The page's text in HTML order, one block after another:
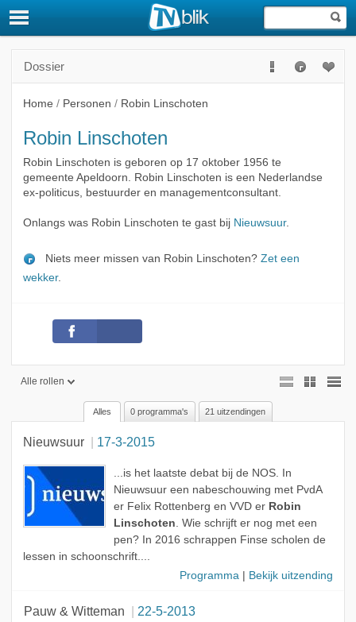
Dossier
Home / Personen / Robin Linschoten
Robin Linschoten
Robin Linschoten is geboren op 17 oktober 1956 te
gemeente Apeldoorn. Robin Linschoten is een Nederlandse
ex-politicus, bestuurder en managementconsultant.
Onlangs was Robin Linschoten te gast bij Nieuwsuur.
Niets meer missen van Robin Linschoten? Zet een
wekker.
Alle rollen
Alle rollen
Gast
Onderwerp
Alles 0 programma's 21 uitzendingen
Nieuwsuur 17-3-2015
...is het laatste debat bij de NOS. In
Nieuwsuur een nabeschouwing met PvdA
er Felix Rottenberg en VVD er Robin
Linschoten. Wie schrijft er nog met een
pen? In 2016 schrappen Finse scholen de
lessen in schoonschrift....
Programma
Bekijk uitzending
Pauw & Witteman 22-5-2013